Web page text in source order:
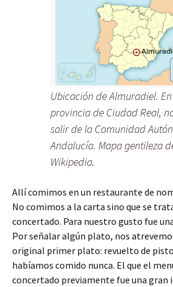
Ubicación de Almuradiel.
provincia de Ciudad Real,
salir de la Comunidad
Andalucía. Mapa gentileza
Wikipedia.
Allí comimos en un restaurante de
No comimos a la carta sino que se
concertado. Para nuestro gusto fue
Por señalar algún plato, nos
original primer plato: revuelto de
habíamos comido nunca. El que el
concertado previamente fue una gran